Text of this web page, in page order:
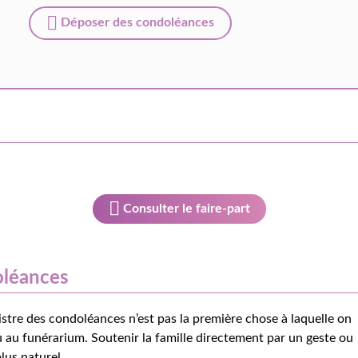
Déposer des condoléances
Consulter le faire-part
des condoléances n’est pas la première chose à laquelle on
au funérarium. Soutenir la famille directement par un geste ou